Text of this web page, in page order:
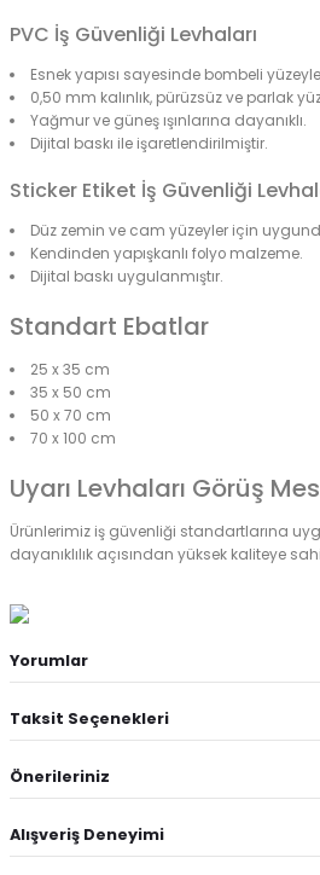
PVC İş Güvenliği Levhaları
Esnek yapısı sayesinde bombeli
0,50 mm kalınlık, pürüzsüz ve parlak
Yağmur ve güneş ışınlarına dayanıklı.
Dijital baskı ile işaretlendirilmiştir.
Sticker Etiket İş Güvenliği
Düz zemin ve cam yüzeyler için
Kendinden yapışkanlı folyo malzeme.
Dijital baskı uygulanmıştır.
Standart Ebatlar
25 x 35 cm
35 x 50 cm
50 x 70 cm
70 x 100 cm
Uyarı Levhaları Görüş
Ürünlerimiz iş güvenliği standartlarına
dayanıklılık açısından yüksek kaliteye
Yorumlar
Taksit Seçenekleri
Önerileriniz
Alışveriş Deneyimi